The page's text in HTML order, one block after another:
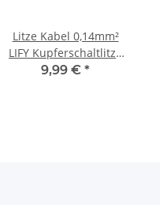
Litze Kabel 0,14mm²
LIFY Kupferschaltlitze
25 Meter auf Spule 10
9,99 € *